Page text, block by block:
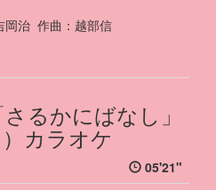
岡治 作曲： 越部信
るかにばなし」
）カラオケ
05'21"